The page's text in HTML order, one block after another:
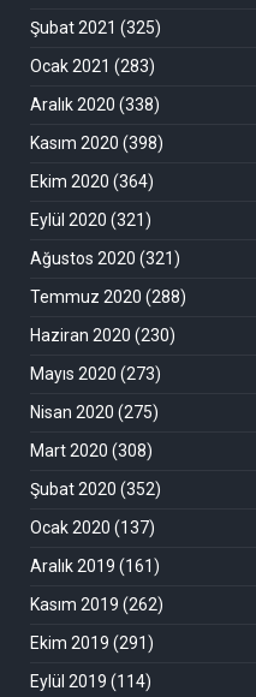
Şubat 2021 (325)
Ocak 2021 (283)
Aralık 2020 (338)
Kasım 2020 (398)
Ekim 2020 (364)
Eylül 2020 (321)
Ağustos 2020 (321)
Temmuz 2020 (288)
Haziran 2020 (230)
Mayıs 2020 (273)
Nisan 2020 (275)
Mart 2020 (308)
Şubat 2020 (352)
Ocak 2020 (137)
Aralık 2019 (161)
Kasım 2019 (262)
Ekim 2019 (291)
Eylül 2019 (114)